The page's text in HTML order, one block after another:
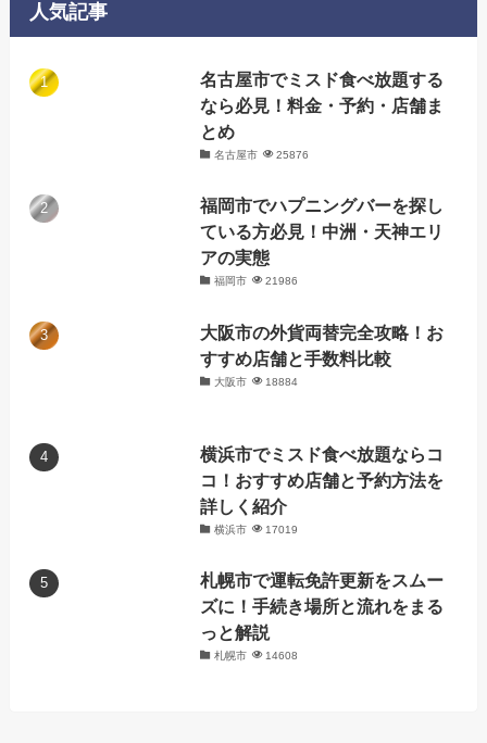
ー
人気記事
名古屋市でミスド食べ放題する
なら必見！料金・予約・店舗ま
とめ
名古屋市 25876
福岡市でハプニングバーを探し
ている方必見！中洲・天神エリ
アの実態
福岡市 21986
大阪市の外貨両替完全攻略！お
すすめ店舗と手数料比較
大阪市 18884
横浜市でミスド食べ放題ならコ
コ！おすすめ店舗と予約方法を
詳しく紹介
横浜市 17019
札幌市で運転免許更新をスムー
ズに！手続き場所と流れをまる
っと解説
札幌市 14608